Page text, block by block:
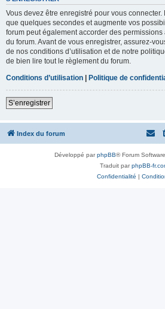
Vous devez être enregistré pour vous connecter.
que quelques secondes et augmente vos
forum peut également accorder des
du forum. Avant de vous enregistrer, assurez-
de nos conditions d’utilisation et de notre
de bien lire tout le règlement du forum.
Conditions d’utilisation | Politique de
S’enregistrer
Index du forum
Développé parphpBB® Forum
Traduit parphpBB-
Confidentialité |